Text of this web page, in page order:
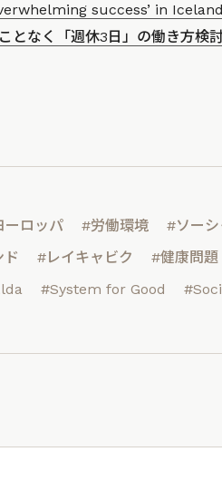
success’ in Iceland
となく「週休3日」の働き方検
ーロッパ #労働環境 #ソーシ
ド #レイキャビク #健康問題
#System for Good